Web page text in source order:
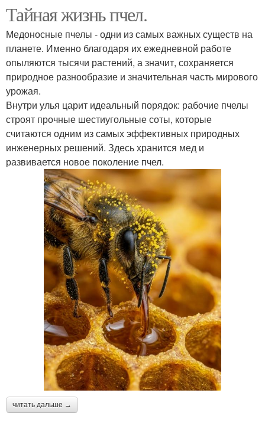
Тайная жизнь пчел.
Медоносные пчелы - одни из самых важных существ на
планете. Именно благодаря их ежедневной работе
опыляются тысячи растений, а значит, сохраняется
природное разнообразие и значительная часть мирового
урожая.
Внутри улья царит идеальный порядок: рабочие пчелы
строят прочные шестиугольные соты, которые
считаются одним из самых эффективных природных
инженерных решений. Здесь хранится мед и
развивается новое поколение пчел.
читать дальше →